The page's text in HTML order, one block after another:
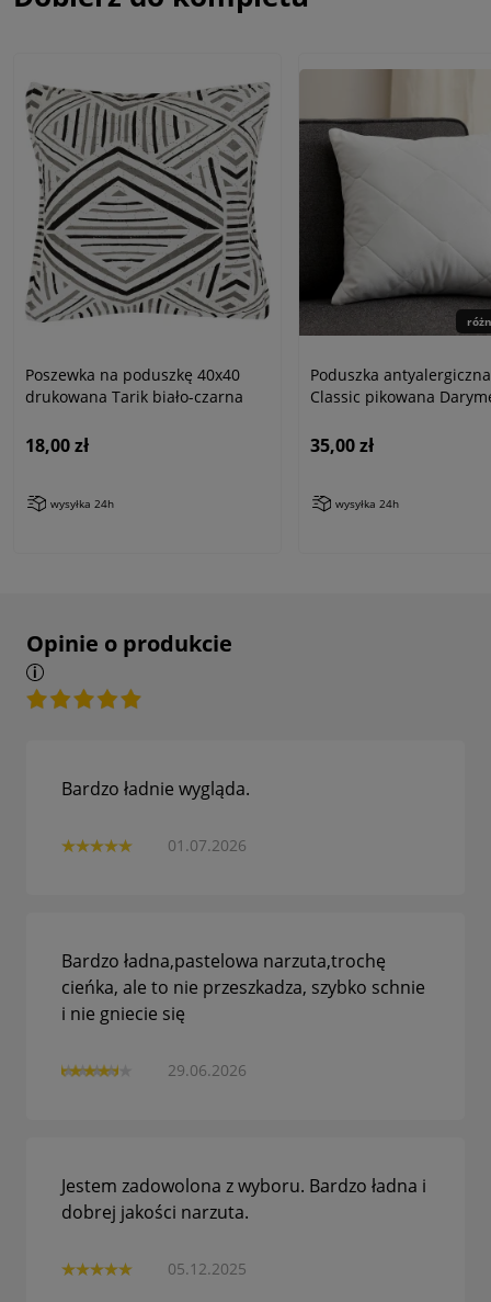
Poszewka na poduszkę 40x40
drukowana Tarik biało-czarna
18,00 zł
wysyłka 24h
Poduszka
Classic pikowana
35,00 zł
wysyłka 24h
Opinie o produkcie
01.07.2026
Bardzo ładnie wygląda.
29.06.2026
Bardzo ładna,pastelowa narzuta,trochę
cieńka, ale to nie przeszkadza, szybko schnie
i nie gniecie się
05.12.2025
Jestem zadowolona z wyboru. Bardzo ładna i
dobrej jakości narzuta.